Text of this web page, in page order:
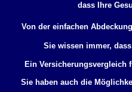
dass Ihre
Von der einfachen
Sie wissen immer,
Ein Versicherungsvergleich
Sie haben auch die